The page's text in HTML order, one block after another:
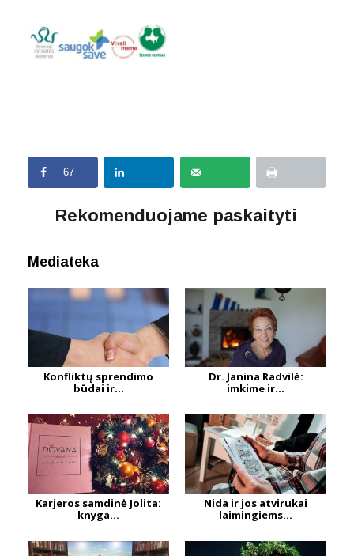
67
Rekomenduojame paskaityti
Mediateka
Konfliktų sprendimo
būdai ir...
Dr. Janina Radvilė:
imkime ir...
Karjeros samdinė Jolita:
knyga...
Nida ir jos atvirukai
laimingiems...